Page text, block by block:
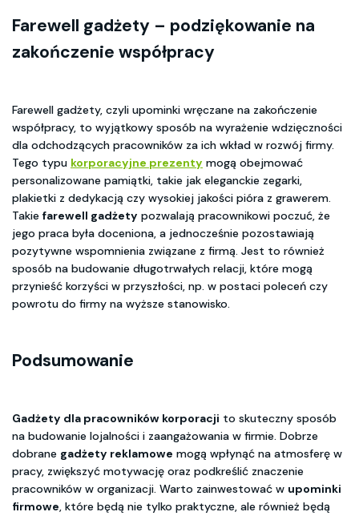
Farewell gadżety – podziękowanie na
zakończenie współpracy
Farewell gadżety, czyli upominki wręczane na zakończenie
współpracy, to wyjątkowy sposób na wyrażenie wdzięczności
dla odchodzących pracowników za ich wkład w rozwój firmy.
Tego typu korporacyjne prezenty mogą obejmować
personalizowane pamiątki, takie jak eleganckie zegarki,
plakietki z dedykacją czy wysokiej jakości pióra z grawerem.
Takie farewell gadżety pozwalają pracownikowi poczuć, że
jego praca była doceniona, a jednocześnie pozostawiają
pozytywne wspomnienia związane z firmą. Jest to również
sposób na budowanie długotrwałych relacji, które mogą
przynieść korzyści w przyszłości, np. w postaci poleceń czy
powrotu do firmy na wyższe stanowisko.
Podsumowanie
Gadżety dla pracowników korporacji to skuteczny sposób
na budowanie lojalności i zaangażowania w firmie. Dobrze
dobrane gadżety reklamowe mogą wpłynąć na atmosferę w
pracy, zwiększyć motywację oraz podkreślić znaczenie
pracowników w organizacji. Warto zainwestować w upominki
firmowe, które będą nie tylko praktyczne, ale również będą